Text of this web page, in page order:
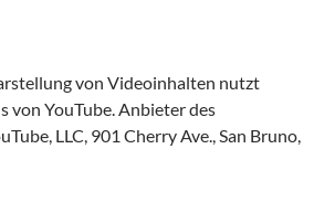
von Videoinhalten nutzt
von YouTube. Anbieter des
LLC, 901 Cherry Ave., San Bruno,